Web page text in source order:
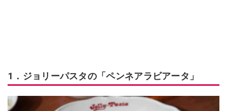
1．ジョリーパスタの「ペンネアラビアータ」